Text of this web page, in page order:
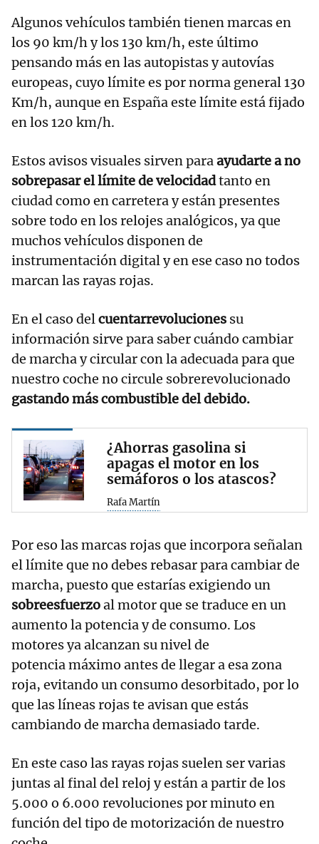
Algunos vehículos también tienen marcas en
los 90 km/h y los 130 km/h, este último
pensando más en las autopistas y autovías
europeas, cuyo límite es por norma general 130
Km/h, aunque en España este límite está fijado
en los 120 km/h.
Estos avisos visuales sirven paraayudarte a no
sobrepasar el límite de velocidadtanto en
ciudad como en carretera y están presentes
sobre todo en los relojes analógicos, ya que
muchos vehículos disponen de
instrumentación digital y en ese caso no todos
marcan las rayas rojas.
En el caso delcuentarrevoluciones su
información sirve para saber cuándo cambiar
de marcha y circular con la adecuada para que
nuestro coche no circule sobrerevolucionado
gastando más combustible del debido.
¿Ahorras gasolina si
apagas el motor en los
semáforos o los atascos?
Rafa Martín
Por eso las marcas rojas que incorpora señalan
el límite que no debes rebasar para cambiar de
marcha, puesto que estarías exigiendo un
sobreesfuerzoal motor que se traduce en un
aumento la potencia y de consumo. Los
motores ya alcanzan su nivel de
potencia máximo antes de llegar a esa zona
roja, evitando un consumo desorbitado, por lo
que las líneas rojas te avisan que estás
cambiando de marcha demasiado tarde.
En este caso las rayas rojas suelen ser varias
juntas al final del reloj y están a partir de los
5.000 o 6.000 revoluciones por minuto en
función del tipo de motorización de nuestro